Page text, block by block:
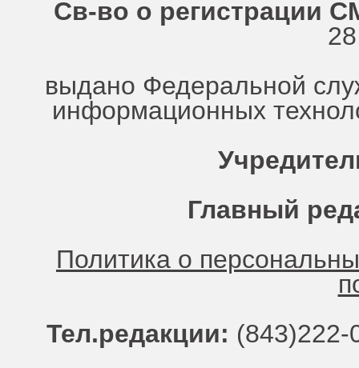
Св-во о регистрации
выдано Федеральной
информационных
Главный
Политика о
Тел.редакции: